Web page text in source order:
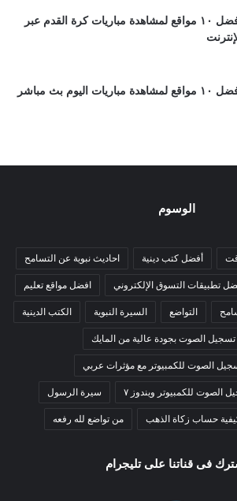
أفضل ١٠ مواقع لمشاهدة مباريات كرة القدم عبر
لمشاهدة مباريات اليوم بث مباشر
الوسوم
أفضل كتب دينية احاديث نبوية عن التسامح
تطبيقات التسوق الإلكتروني افضل مواقع تعليم
التواضع السيرة النبوية الكتب الدينية
تسجيل الصوت بجودة عالية من المايك
الصوت للكمبيوتر مع مؤثرات عربي
الصوت للكمبيوتر ويندوز ٧ سيرة الرسول
حساب زكاة الذهب من تواضع لله رفعه
فى قناتنا على تليجرام